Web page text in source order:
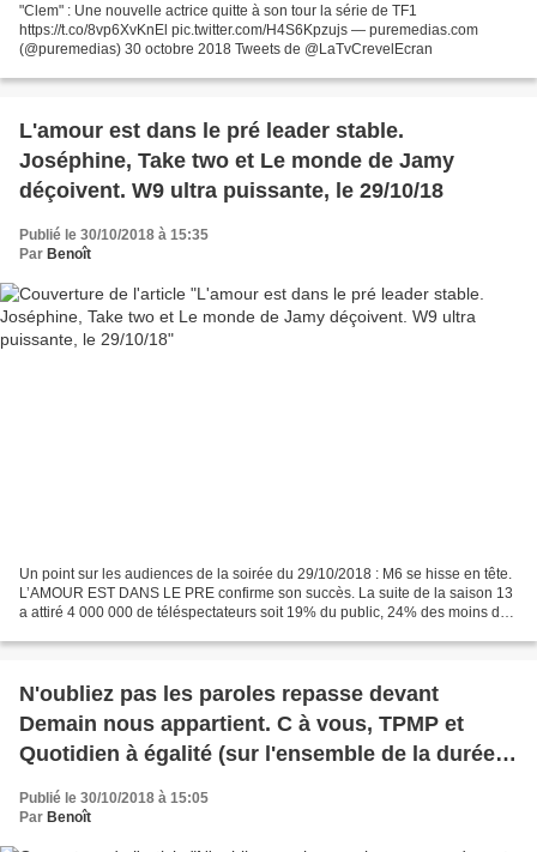
"Clem" : Une nouvelle actrice quitte à son tour la série de TF1
https://t.co/8vp6XvKnEl pic.twitter.com/H4S6Kpzujs — puremedias.com
(@puremedias) 30 octobre 2018 Tweets de @LaTvCrevelEcran
L'amour est dans le pré leader stable.
Joséphine, Take two et Le monde de Jamy
déçoivent. W9 ultra puissante, le 29/10/18
Publié le 30/10/2018 à 15:35
Par Benoît
Un point sur les audiences de la soirée du 29/10/2018 : M6 se hisse en tête.
L’AMOUR EST DANS LE PRE confirme son succès. La suite de la saison 13
a attiré 4 000 000 de téléspectateurs soit 19% du public, 24% des moins de
N'oubliez pas les paroles repasse devant
Demain nous appartient. C à vous, TPMP et
Quotidien à égalité (sur l'ensemble de la durée),
le 29/10/18
Publié le 30/10/2018 à 15:05
Par Benoît